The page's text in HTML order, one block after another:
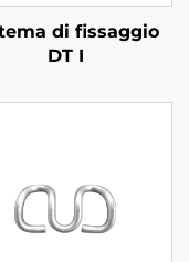
di fissaggio
DT I